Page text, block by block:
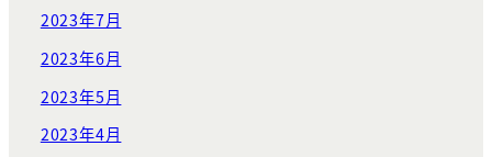
2023年7月
2023年6月
2023年5月
2023年4月